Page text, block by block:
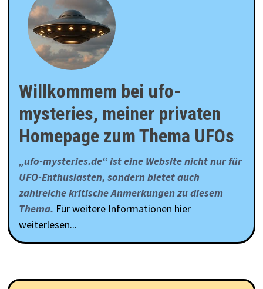
Willkommem bei ufo-
mysteries, meiner privaten
Homepage zum Thema UFOs
„ufo-mysteries.de“ ist eine Website nicht nur für
UFO-Enthusiasten, sondern bietet auch
zahlreiche kritische Anmerkungen zu diesem
Thema. Für weitere Informationen hier
weiterlesen...